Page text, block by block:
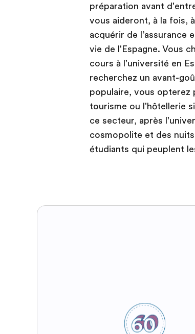
préparation avant
vous aideront, à la fois,
acquérir de l’assurance
vie de l'Espagne. Vous
cours à l'université en
recherchez un avant-
populaire, vous opterez
tourisme ou l'hôtellerie
ce secteur, après
cosmopolite et des
étudiants qui peuplent